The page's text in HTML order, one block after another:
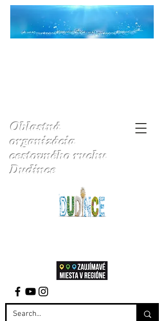
Oblastná
organizácia
cestovného ruchu
Dudince